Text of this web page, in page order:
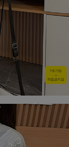
1초가입
+
적립금지급